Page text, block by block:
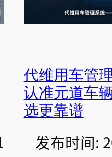
代维用车管
认准元道车
选更靠谱
发布时间: